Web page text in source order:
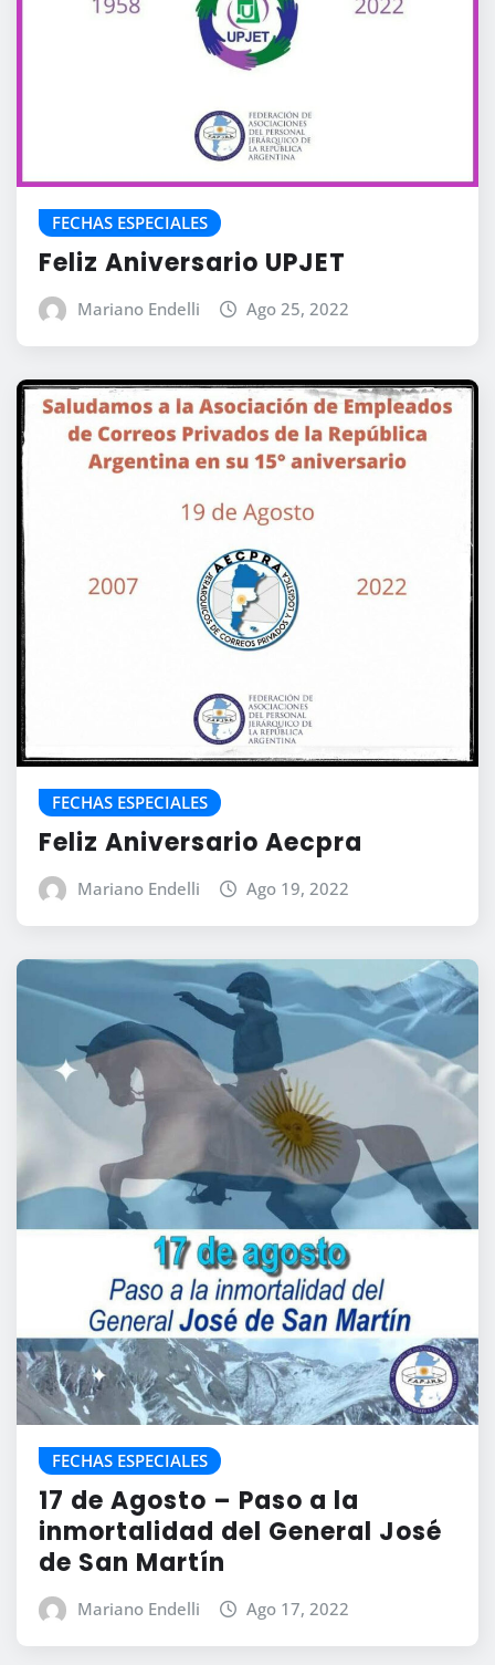
FECHAS ESPECIALES
Feliz Aniversario UPJET
Mariano Endelli Ago 25, 2022
FECHAS ESPECIALES
Feliz Aniversario Aecpra
Mariano Endelli Ago 19, 2022
FECHAS ESPECIALES
17 de Agosto – Paso a la
inmortalidad del General José
de San Martín
Mariano Endelli Ago 17, 2022